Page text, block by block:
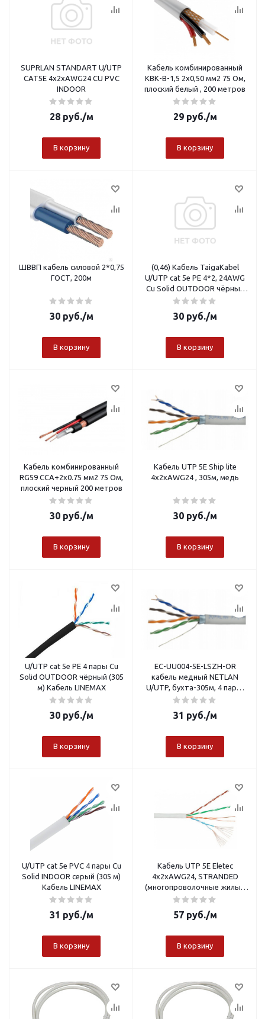
SUPRLAN STANDART U/UTP
CAT5E 4x2xAWG24 CU PVC
INDOOR
28руб./м
В корзину
Кабель комбинированный
КВК-В-1,5 2x0,50 мм2 75 Ом,
плоский белый , 200 метров
29руб./м
В корзину
ШВВП кабель силовой 2*0,75
ГОСТ, 200м
30руб./м
В корзину
(0,46) Кабель TaigaKabel
U/UTP cat 5e PE 4*2, 24AWG
Cu Solid OUTDOOR чёрный
(305м)
30руб./м
В корзину
Кабель комбинированный
RG59 CCA+2x0.75 мм2 75 Oм,
плоский черный 200 метров
30руб./м
В корзину
Кабель UTP 5E Ship lite
4x2xAWG24 , 305м, медь
30руб./м
В корзину
U/UTP сat 5e PE 4 пары Cu
Solid OUTDOOR чёрный (305
м) Кабель LINEMAX
30руб./м
В корзину
EC-UU004-5E-LSZH-OR
кабель медный NETLAN
U/UTP, бухта-305м, 4 пары,
cat 5e, внутренний Skynet
31 руб./м
В корзину
U/UTP сat 5e PVC 4 пары Cu
Solid INDOOR серый (305 м)
Кабель LINEMAX
31 руб./м
В корзину
Кабель UTP 5E Eletec
4x2xAWG24, STRANDED
(многопроволочные жилы),
305м, медь
57руб./м
В корзину